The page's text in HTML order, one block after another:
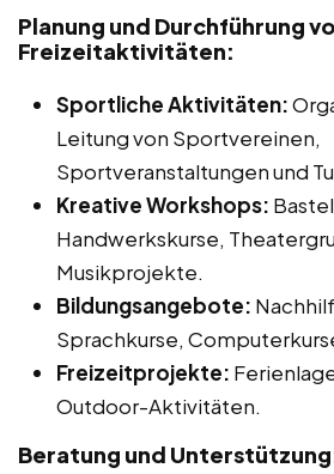
Planung und Durchführung
Freizeitaktivitäten:
Sportliche Aktivitäten:
Leitung von Sportvereinen,
Sportveranstaltungen und
Kreative Workshops:
Handwerkskurse,
Musikprojekte.
Bildungsangebote:
Sprachkurse,
Freizeitprojekte:
Outdoor-Aktivitäten.
Beratung und